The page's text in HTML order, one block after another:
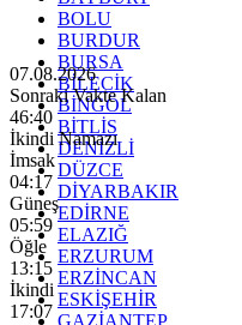
BOLU
BURDUR
BURSA
BİLECİK
BİNGÖL
BİTLİS
DENİZLİ
DÜZCE
DİYARBAKIR
EDİRNE
ELAZIĞ
ERZURUM
ERZİNCAN
ESKİŞEHİR
GAZİANTEP
07.08.2026
Sonraki Vakte Kalan
46:39
İkindi Namazı
İmsak
04:17
Güneş
05:59
Öğle
13:15
İkindi
17:07